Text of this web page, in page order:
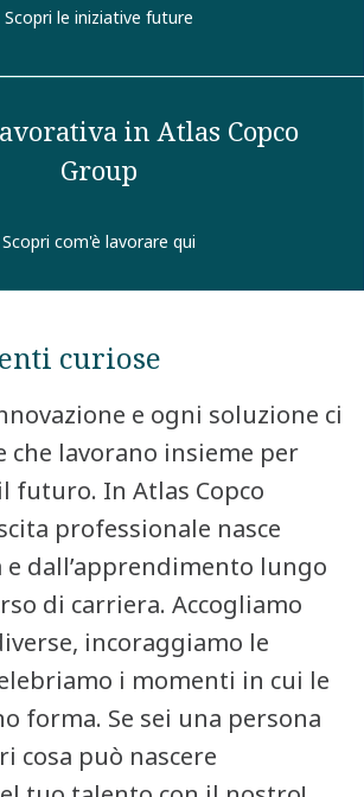
Scopri le iniziative future
in Atlas Copco
Group
Scopri com'è lavorare qui
curiose
e ogni soluzione ci
che lavorano insieme per
futuro. In Atlas Copco
professionale nasce
e dall’apprendimento lungo
di carriera. Accogliamo
incoraggiamo le
i momenti in cui le
forma. Se sei una persona
cosa può nascere